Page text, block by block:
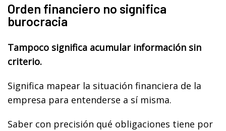
Orden financiero no significa
burocracia
Tampoco significa acumular información sin
criterio.
Significa mapear la situación financiera de la
empresa para entenderse a sí misma.
Saber con precisión qué obligaciones tiene por